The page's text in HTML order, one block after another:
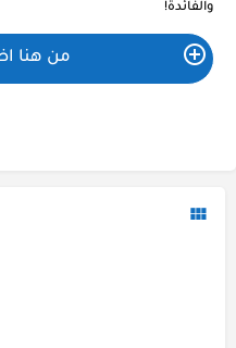
من هنا